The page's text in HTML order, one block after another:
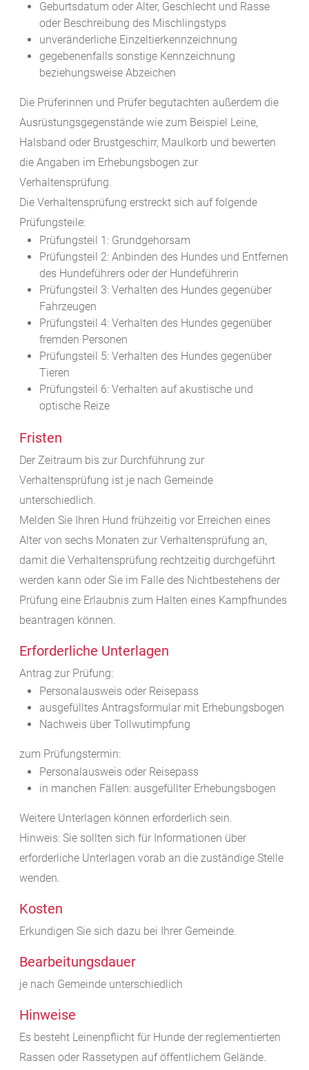
Geburtsdatum oder Alter, Geschlecht und Rasse
oder Beschreibung des Mischlingstyps
unveränderliche Einzeltierkennzeichnung
gegebenenfalls sonstige Kennzeichnung
beziehungsweise Abzeichen
Die Prüferinnen und Prüfer begutachten außerdem die
Ausrüstungsgegenstände wie zum Beispiel Leine,
Halsband oder Brustgeschirr, Maulkorb und bewerten
die Angaben im Erhebungsbogen zur
Verhaltensprüfung.
Die Verhaltensprüfung erstreckt sich auf folgende
Prüfungsteile:
Prüfungsteil 1: Grundgehorsam
Prüfungsteil 2: Anbinden des Hundes und Entfernen
des Hundeführers oder der Hundeführerin
Prüfungsteil 3: Verhalten des Hundes gegenüber
Fahrzeugen
Prüfungsteil 4: Verhalten des Hundes gegenüber
fremden Personen
Prüfungsteil 5: Verhalten desHundes gegenüber
Tieren
Prüfungsteil 6: Verhalten auf akustische und
optische Reize
Fristen
Der Zeitraum bis zur Durchführung zur
Verhaltensprüfung ist je nach Gemeinde
unterschiedlich.
Melden Sie Ihren Hund frühzeitig vor Erreichen eines
Alter von sechs Monaten zur Verhaltensprüfung an,
damit die Verhaltensprüfung rechtzeitig durchgeführt
werden kann oder Sie im Falle des Nichtbestehens der
Prüfung eine Erlaubnis zum Halten eines Kampfhundes
beantragen können.
Erforderliche Unterlagen
Antrag zur Prüfung:
Personalausweis oder Reisepass
ausgefülltes Antragsformular mit Erhebungsbogen
Nachweis über Tollwutimpfung
zum Prüfungstermin:
Personalausweis oder Reisepass
in manchen Fällen: ausgefüllter Erhebungsbogen
Weitere Unterlagen können erforderlich sein.
Hinweis: Sie sollten sich für Informationen über
erforderliche Unterlagen vorab an die zuständige Stelle
wenden.
Kosten
Erkundigen Sie sich dazu bei Ihrer Gemeinde.
Bearbeitungsdauer
je nach Gemeinde unterschiedlich
Hinweise
Es besteht Leinenpflicht für Hunde der reglementierten
Rassen oder Rassetypen auf öffentlichem Gelände.